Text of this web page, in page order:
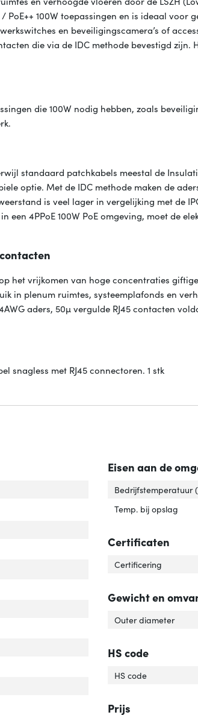
100W toepassingen en is ideaal voor
en beveiligingscamera’s of
die via de IDC methode bevestigd zijn.
die 100W nodig hebben, zoals
standaard patchkabels meestal de
optie. Met de IDC methode maken de
is veel lager in vergelijking met de
4PPoE 100W PoE omgeving, moet de
het vrijkomen van hoge concentraties
in plenum ruimtes, systeemplafonds en
aders, 50µ vergulde RJ45 contacten
snagless met RJ45 connectoren. 1 stk
(PoE)'
Ethernet (PoE)'
materiaal'
geleider materiaal'
Eisen aan de
Bedrijfstemperatuur
Temp. bij opslag
Certificaten
Certificering
Gewicht en
Outer diameter
HS code
HS code
Prijs